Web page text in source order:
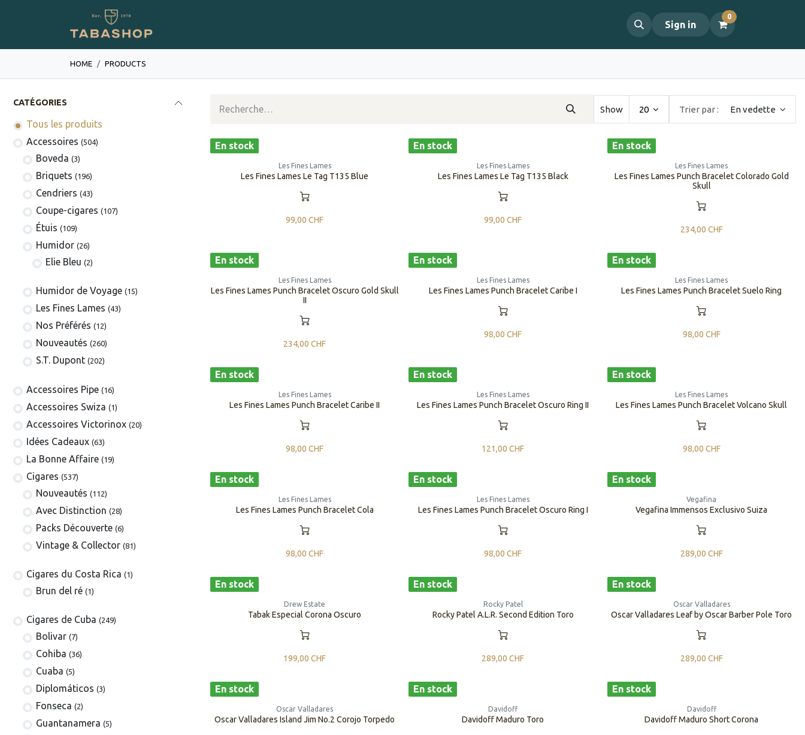
Sign in
0
HOME PRODUCTS
CATÉGORIES
Tous les produits
​​​​​​​​​​Accessoires (504)
Boveda (3)
​​​​Briquets (196)
Cendriers (43)
Coupe-cigares (107)
​Étuis (109)
Humidor (26)
Elie Bleu (2)
Humidor de Voyage (15)
Les Fines Lames (43)
Nos Préférés (12)
Nouveautés (260)
S.T. Dupont (202)
​​​​​​​​​​Accessoires Pipe (16)
Accessoires Swiza (1)
​​​​​​​​​​Accessoires Victorinox (20)
Idées Cadeaux (63)
La Bonne Affaire (19)
​​​Cigares (537)
​Nouveautés (112)
Avec Distinction (28)
Packs Découverte (6)
Vintage & Collector (81)
​​​Cigares du Costa Rica (1)
Brun del ré (1)
Cigares de Cuba (249)
​Bolivar (7)
Cohiba (36)
Cuaba (5)
Diplomáticos (3)
Fonseca (2)
Guantanamera (5)
Trier par : En vedette
Show 20
En stock
Les Fines Lames
Les Fines Lames Le Tag T135 Blue
99,00 CHF
En stock
Les Fines Lames
Les Fines Lames Le Tag T135 Black
99,00 CHF
En stock
Les Fines Lames
Les Fines Lames Punch Bracelet Colorado Gold
Skull
234,00 CHF
En stock
Les Fines Lames
Les Fines Lames Punch Bracelet Oscuro Gold Skull
II
234,00 CHF
En stock
Les Fines Lames
Les Fines Lames Punch Bracelet Caribe I
98,00 CHF
En stock
Les Fines Lames
Les Fines Lames Punch Bracelet Suelo Ring
98,00 CHF
En stock
Les Fines Lames
Les Fines Lames Punch Bracelet Caribe II
98,00 CHF
En stock
Les Fines Lames
Les Fines Lames Punch Bracelet Oscuro Ring II
121,00 CHF
En stock
Les Fines Lames
Les Fines Lames Punch Bracelet Volcano Skull
98,00 CHF
En stock
Les Fines Lames
Les Fines Lames Punch Bracelet Cola
98,00 CHF
En stock
Les Fines Lames
Les Fines Lames Punch Bracelet Oscuro Ring I
98,00 CHF
En stock
Vegafina
Vegafina Immensos Exclusivo Suiza
289,00 CHF
En stock
Drew Estate
Tabak Especial Corona Oscuro
199,00 CHF
En stock
Rocky Patel
Rocky Patel A.L.R. Second Edition Toro
289,00 CHF
En stock
Oscar Valladares
Oscar Valladares Leaf by Oscar Barber Pole Toro
289,00 CHF
En stock
Oscar Valladares
Oscar Valladares Island Jim No.2 Corojo Torpedo
En stock
Davidoff
Davidoff Maduro Toro
En stock
Davidoff
Davidoff Maduro Short Corona